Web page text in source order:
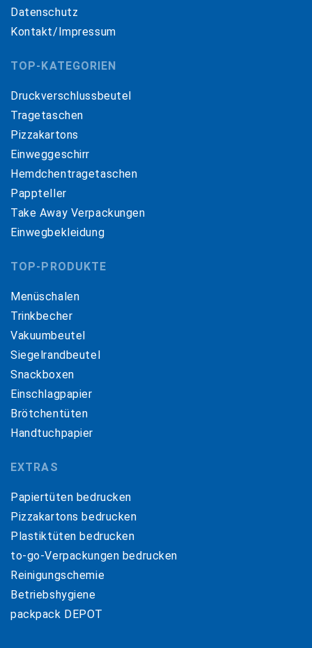
Datenschutz
Kontakt/Impressum
TOP-KATEGORIEN
Druckverschlussbeutel
Tragetaschen
Pizzakartons
Einweggeschirr
Hemdchentragetaschen
Pappteller
Take Away Verpackungen
Einwegbekleidung
TOP-PRODUKTE
Menüschalen
Trinkbecher
Vakuumbeutel
Siegelrandbeutel
Snackboxen
Einschlagpapier
Brötchentüten
Handtuchpapier
EXTRAS
Papiertüten bedrucken
Pizzakartons bedrucken
Plastiktüten bedrucken
to-go-Verpackungen bedrucken
Reinigungschemie
Betriebshygiene
packpack DEPOT